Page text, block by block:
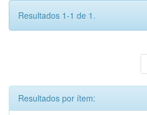
Resultados 1-1 de 1.
Resultados por ítem: